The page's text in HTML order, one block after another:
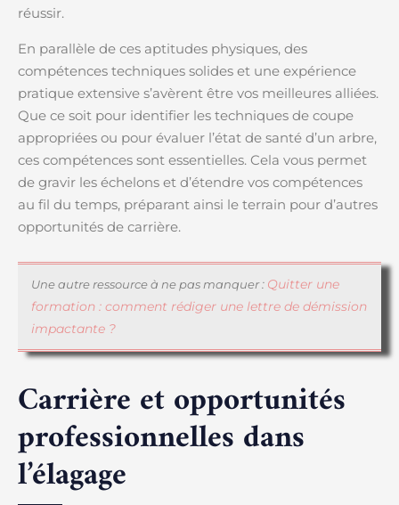
réussir.
En parallèle de ces aptitudes physiques, des
compétences techniques solides et une expérience
pratique extensive s’avèrent être vos meilleures alliées.
Que ce soit pour identifier les techniques de coupe
appropriées ou pour évaluer l’état de santé d’un arbre,
ces compétences sont essentielles. Cela vous permet
de gravir les échelons et d’étendre vos compétences
au fil du temps, préparant ainsi le terrain pour d’autres
opportunités de carrière.
Une autre ressource à ne pas manquer : Quitter une
formation : comment rédiger une lettre de démission
impactante ?
Carrière et opportunités
professionnelles dans
l’élagage